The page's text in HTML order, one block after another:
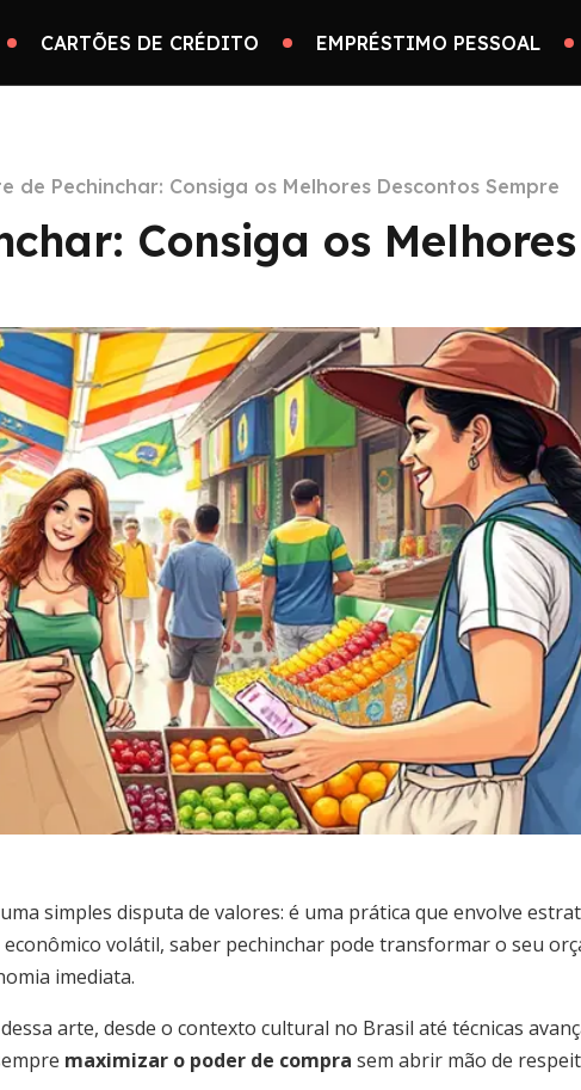
CARTÕES DE CRÉDITO EMPRÉSTIMO PESSOAL
de Pechinchar: Consiga os Melhores Descontos Sempre
Consiga os
simples disputa de valores: é uma prática que envolve
volátil, saber pechinchar pode transformar o seu
imediata.
arte, desde o contexto cultural no Brasil até técnicas
maximizar o poder de compra sem abrir mão de